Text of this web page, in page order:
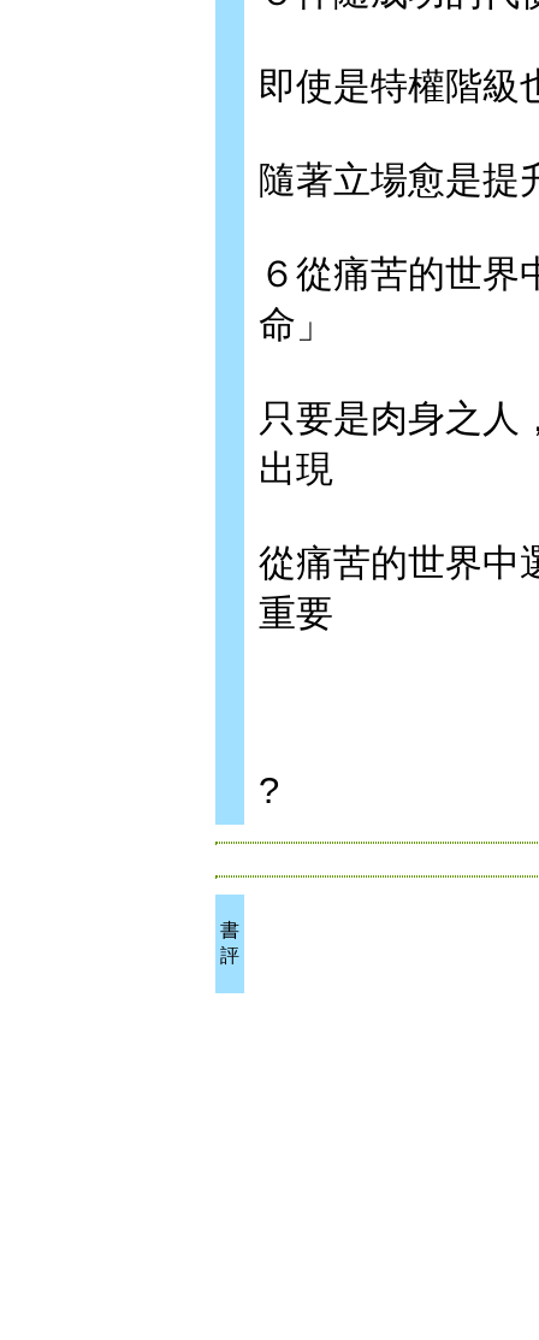
即使是特權階級
隨著立場愈是提
６從痛苦的世
命」
只要是肉身之人
出現
從痛苦的世界中
重要
?
書
評